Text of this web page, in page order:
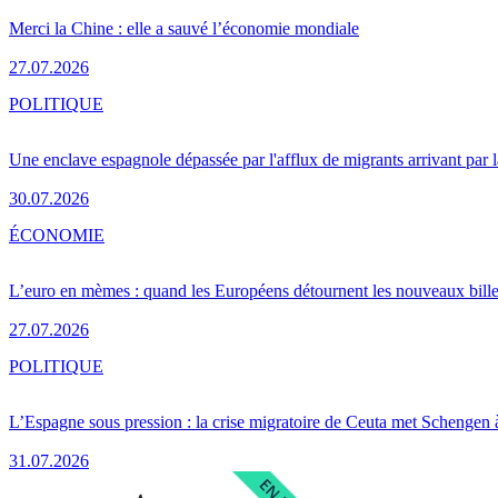
Merci la Chine : elle a sauvé l’économie mondiale
27.07.2026
Une enclave espagnole dépassée par l'afflux de migrants arrivant par
30.07.2026
POLITIQUE
L’euro en mèmes : quand les Européens détournent les nouveaux
27.07.2026
ÉCONOMIE
L’Espagne sous pression : la crise migratoire de Ceuta met Schengen
31.07.2026
POLITIQUE